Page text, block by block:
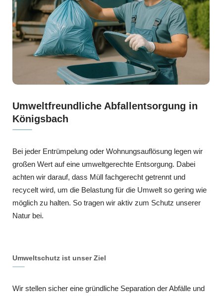
Umweltfreundliche Abfallentsorgung in
Königsbach
Bei jeder Entrümpelung oder Wohnungsauflösung legen wir
großen Wert auf eine umweltgerechte Entsorgung. Dabei
achten wir darauf, dass Müll fachgerecht getrennt und
recycelt wird, um die Belastung für die Umwelt so gering wie
möglich zu halten. So tragen wir aktiv zum Schutz unserer
Natur bei.
Umweltschutz ist unser Ziel
Wir stellen sicher eine gründliche Separation der Abfälle und